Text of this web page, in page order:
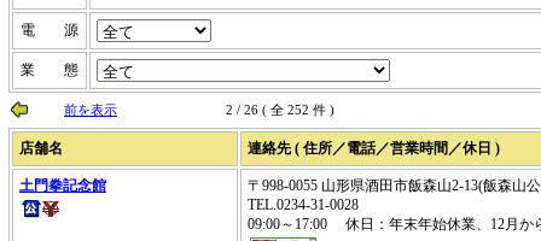
電 源
業 態
前を表示 2 / 26 ( 全 252 件 )
店舗名 連絡先 ( 住所／電話／営業時間／休日 )
土門拳記念館
〒998-0055 山形県酒田市飯森山2-13(飯森山
TEL.0234-31-0028
09:00～17:00 休日：年末年始休業、12月か